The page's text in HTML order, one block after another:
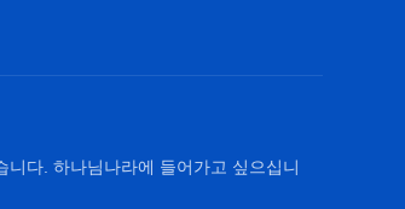
다. 하나님나라에 들어가고 싶으십니